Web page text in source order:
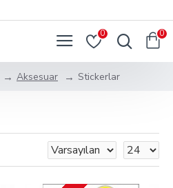
0 0
Aksesuar Stickerlar